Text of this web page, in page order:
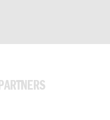
PARTNERS